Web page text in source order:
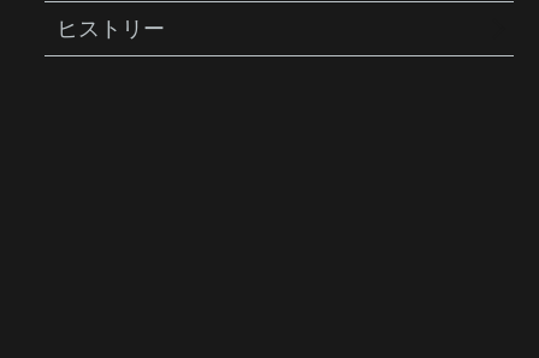
ヒストリー
SHUTTLE GAUGE DIGITAL 2.0